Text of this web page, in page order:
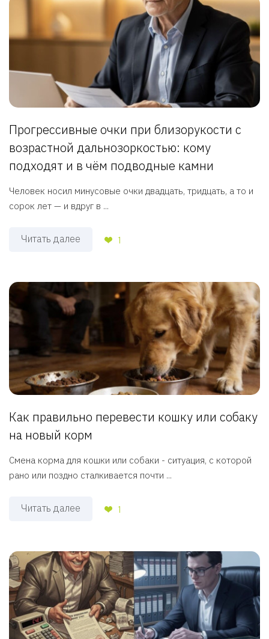
Прогрессивные очки при близорукости с
возрастной дальнозоркостью: кому
подходят и в чём подводные камни
Человек носил минусовые очки двадцать, тридцать, а то и
сорок лет — и вдруг в ...
Читать далее 1
Как правильно перевести кошку или собаку
на новый корм
Смена корма для кошки или собаки - ситуация, с которой
рано или поздно сталкивается почти ...
Читать далее 1